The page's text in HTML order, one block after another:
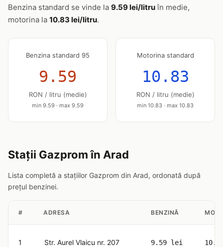
Benzina standard se vinde la 9.59 lei/litruîn medie,
motorina la 10.83 lei/litru.
Benzina standard 95
9.59
RON / litru (medie)
min 9.59 · max 9.59
Motorina standard
10.83
RON / litru (medie)
min 10.83 · max 10.83
Stații Gazprom în Arad
Lista completă a stațiilor Gazprom din Arad, ordonată după
prețul benzinei.
# ADRESA BENZINĂ
1 Str. Aurel Vlaicu nr. 207 9.59 lei